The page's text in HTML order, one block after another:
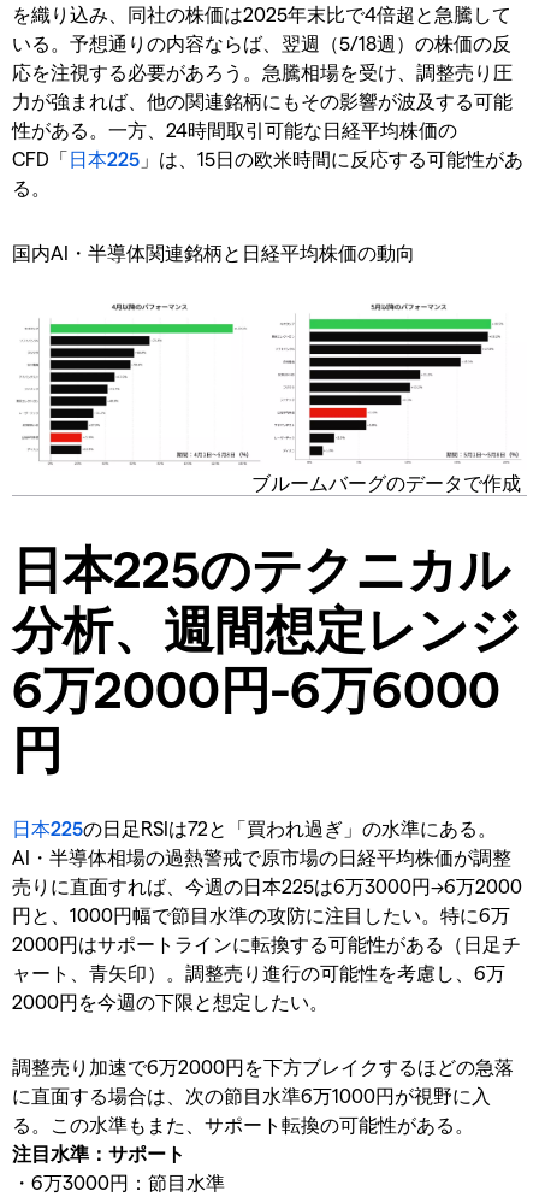
を織り込み、同社の株価は2025年末比で4倍超と急騰して
いる。予想通りの内容ならば、翌週（5/18週）の株価の反
応を注視する必要があろう。急騰相場を受け、調整売り圧
力が強まれば、他の関連銘柄にもその影響が波及する可能
性がある。一方、24時間取引可能な日経平均株価の
CFD「日本225 」は、15日の欧米時間に反応する可能性があ
る。
国内AI・半導体関連銘柄と日経平均株価の動向
ブルームバーグのデータで作成
日本225のテクニカル
分析、週間想定レンジ
6万2000円-6万6000
円
日本225の日足RSIは72と「買われ過ぎ」の水準にある。
AI・半導体相場の過熱警戒で原市場の日経平均株価が調整
売りに直面すれば、今週の日本225は6万3000円→6万2000
円と、1000円幅で節目水準の攻防に注目したい。特に6万
2000円はサポートラインに転換する可能性がある（日足チ
ャート、青矢印）。調整売り進行の可能性を考慮し、6万
2000円を今週の下限と想定したい。
調整売り加速で6万2000円を下方ブレイクするほどの急落
に直面する場合は、次の節目水準6万1000円が視野に入
る。この水準もまた、サポート転換の可能性がある。
注目水準：サポート
・6万3000円：節目水準